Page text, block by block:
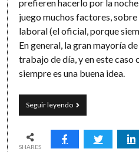
prefieren hacerlo por la
juego muchos factores,
laboral (el oficial, porque
En general, la gran mayoría
trabajo de día, y en este caso
siempre es una buena idea.
Seguir leyendoCómo
ahorrar
tu
SHARES